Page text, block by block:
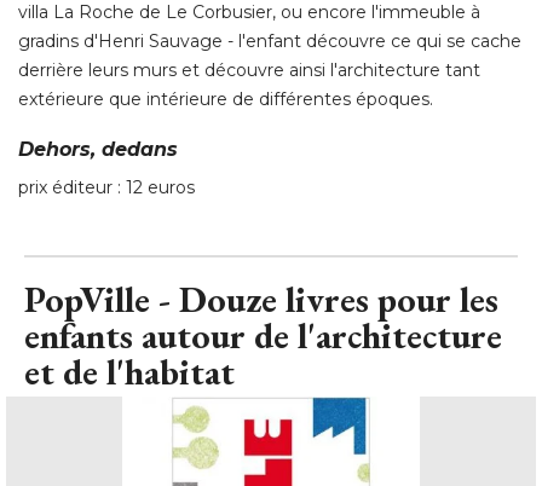
villa La Roche de Le Corbusier, ou encore l'immeuble à
gradins d'Henri Sauvage - l'enfant découvre ce qui se cache
derrière leurs murs et découvre ainsi l'architecture tant
extérieure que intérieure de différentes époques.
Dehors, dedans
prix éditeur : 12 euros
PopVille - Douze livres pour les
enfants autour de l'architecture
et de l'habitat